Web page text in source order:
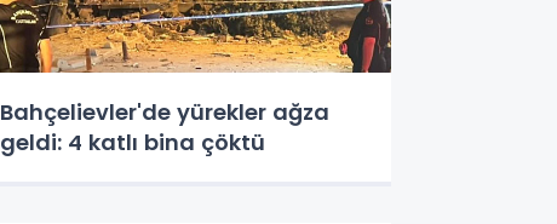
Bahçelievler'de yürekler ağza
geldi: 4 katlı bina çöktü